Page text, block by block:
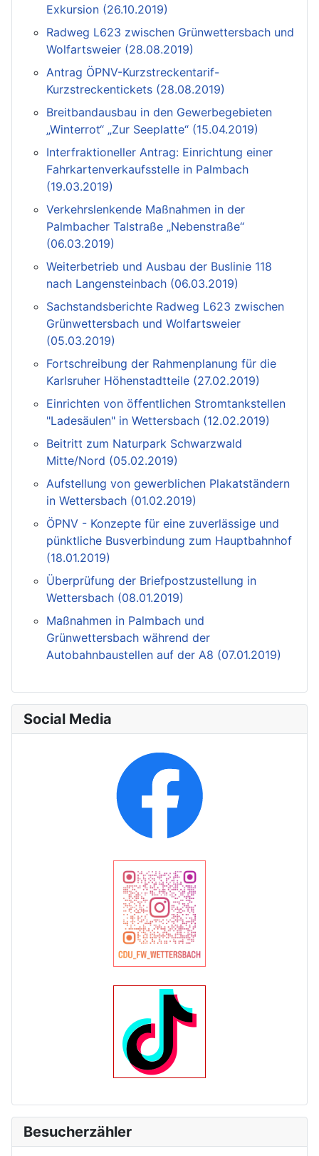
Exkursion (26.10.2019)
Radweg L623 zwischen Grünwettersbach und
Wolfartsweier (28.08.2019)
Antrag ÖPNV-Kurzstreckentarif-
Kurzstreckentickets (28.08.2019)
Breitbandausbau in den Gewerbegebieten
„Winterrot“ „Zur Seeplatte“ (15.04.2019)
Interfraktioneller Antrag: Einrichtung einer
Fahrkartenverkaufsstelle in Palmbach
(19.03.2019)
Verkehrslenkende Maßnahmen in der
Palmbacher Talstraße „Nebenstraße“
(06.03.2019)
Weiterbetrieb und Ausbau der Buslinie 118
nach Langensteinbach (06.03.2019)
Sachstandsberichte Radweg L623 zwischen
Grünwettersbach und Wolfartsweier
(05.03.2019)
Fortschreibung der Rahmenplanung für die
Karlsruher Höhenstadtteile (27.02.2019)
Einrichten von öffentlichen Stromtankstellen
"Ladesäulen" in Wettersbach (12.02.2019)
Beitritt zum Naturpark Schwarzwald
Mitte/Nord (05.02.2019)
Aufstellung von gewerblichen Plakatständern
in Wettersbach (01.02.2019)
ÖPNV - Konzepte für eine zuverlässige und
pünktliche Busverbindung zum Hauptbahnhof
(18.01.2019)
Überprüfung der Briefpostzustellung in
Wettersbach (08.01.2019)
Maßnahmen in Palmbach und
Grünwettersbach während der
Autobahnbaustellen auf der A8 (07.01.2019)
Social Media
Besucherzähler